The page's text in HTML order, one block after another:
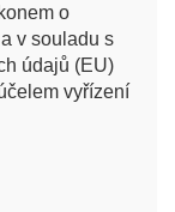
o
v souladu s
údajů (EU)
vyřízení